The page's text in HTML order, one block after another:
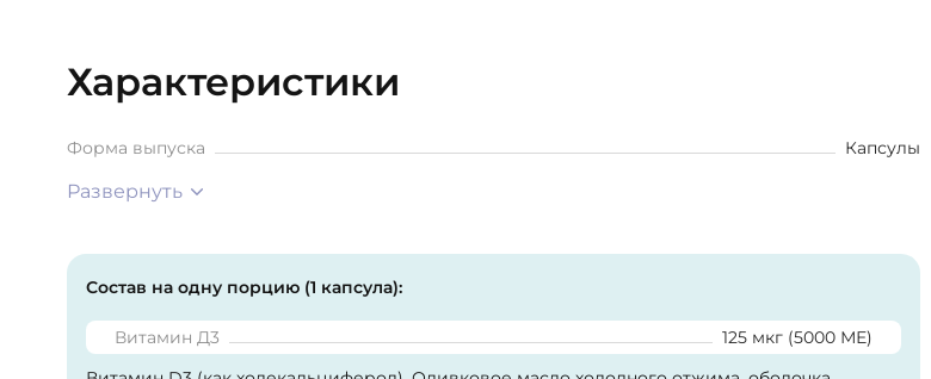
Характеристики
Форма выпуска Капсулы
Развернуть
Состав на одну порцию (1 капсула):
Витамин Д3
125 мкг (5000 МЕ)